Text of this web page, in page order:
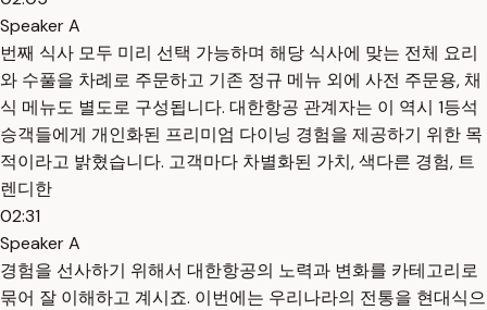
Speaker A
번째 식사 모두 미리 선택 가능하며 해당 식사에 맞는 전체 요리
와 수풀을 차례로 주문하고 기존 정규 메뉴 외에 사전 주문용, 채
식 메뉴도 별도로 구성됩니다. 대한항공 관계자는 이 역시 1등석
승객들에게 개인화된 프리미엄 다이닝 경험을 제공하기 위한 목
적이라고 밝혔습니다. 고객마다 차별화된 가치, 색다른 경험, 트
렌디한
02:31
Speaker A
경험을 선사하기 위해서 대한항공의 노력과 변화를 카테고리로
묶어 잘 이해하고 계시죠. 이번에는 우리나라의 전통을 현대식으